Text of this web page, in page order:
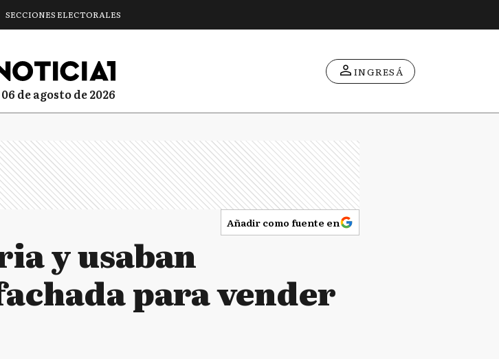
SECCIONES ELECTORALES
de agosto de 2026
INGRESÁ
Añadir como fuente en
y usaban
para vender